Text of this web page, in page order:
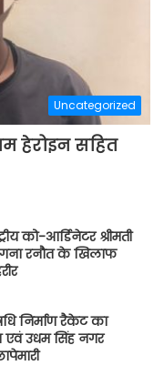
Uncategorized
हेरोइन सहित
को-आर्डिनेटर श्रीमती
रनौत के खिलाफ
निर्माण रैकेट का
एवं उधम सिंह नगर